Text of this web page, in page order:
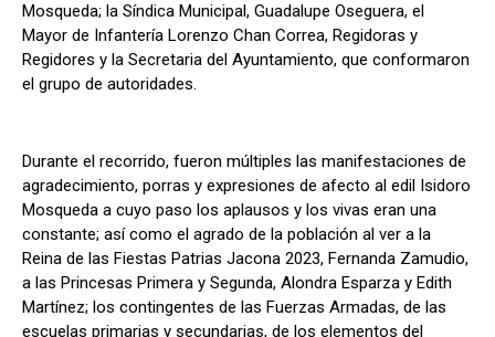
Mosqueda; la Síndica Municipal, Guadalupe Oseguera, el
Mayor de Infantería Lorenzo Chan Correa, Regidoras y
Regidores y la Secretaria del Ayuntamiento, que conformaron
el grupo de autoridades.
Durante el recorrido, fueron múltiples las manifestaciones de
agradecimiento, porras y expresiones de afecto al edil Isidoro
Mosqueda a cuyo paso los aplausos y los vivas eran una
constante; así como el agrado de la población al ver a la
Reina de las Fiestas Patrias Jacona 2023, Fernanda Zamudio,
a las Princesas Primera y Segunda, Alondra Esparza y Edith
Martínez; los contingentes de las Fuerzas Armadas, de las
escuelas primarias y secundarias, de los elementos del